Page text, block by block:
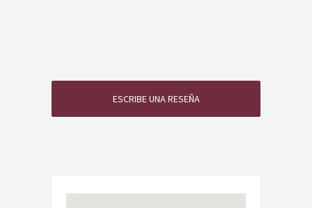
ESCRIBE UNA RESEÑA